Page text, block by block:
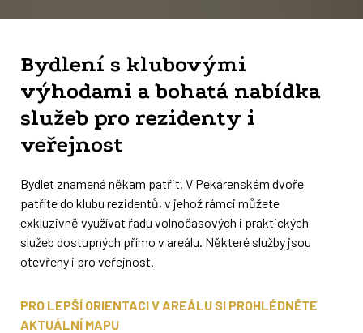
Bydlení s klubovými
výhodami a bohatá nabídka
služeb pro rezidenty i
veřejnost
Bydlet znamená někam patřit. V Pekárenském dvoře
patříte do klubu rezidentů, v jehož rámci můžete
exkluzivně využívat řadu volnočasových i praktických
služeb dostupných přímo v areálu. Některé služby jsou
otevřeny i pro veřejnost.
PRO LEPŠÍ ORIENTACI V AREÁLU SI PROHLÉDNĚTE
AKTUÁLNÍ MAPU